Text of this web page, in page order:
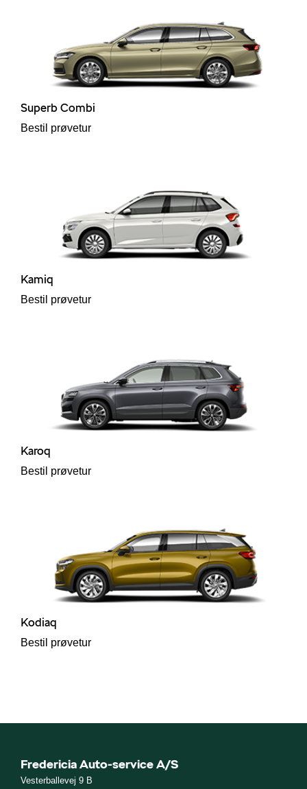
Superb Combi
Bestil prøvetur
Kamiq
Bestil prøvetur
Karoq
Bestil prøvetur
Kodiaq
Bestil prøvetur
Fredericia Auto-service A/S
Vesterballevej 9 B